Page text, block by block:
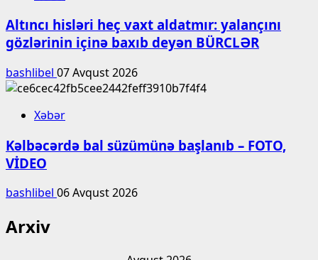
Altıncı hisləri heç vaxt aldatmır: yalançını
gözlərinin içinə baxıb deyən BÜRCLƏR
bashlibel 07 Avqust 2026
Xəbər
Kəlbəcərdə bal süzümünə başlanıb – FOTO,
VİDEO
bashlibel 06 Avqust 2026
Arxiv